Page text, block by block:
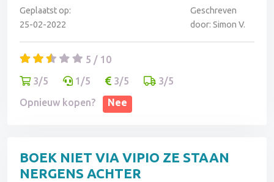
Geplaatst op:
25-02-2022
Geschreven
door: Simon V.
5 / 10
3/5
1/5 3/5
3/5
Opnieuw kopen?
Nee
BOEK NIET VIA VIPIO ZE STAAN
NERGENS ACHTER